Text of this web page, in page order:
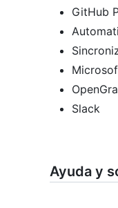
GitHub
Slack
Ayuda y